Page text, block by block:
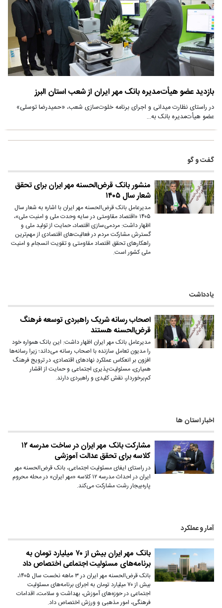
بازدید عضو هیأت‌مدیره بانک مهر ایران از شعب استان البرز
در راستای نظارت میدانی و اجرای برنامه خلوت‌سازی شعب، «حمیدرضا توسلی»
عضو هیأت‌مدیره بانک به…
گفت و گو
منشور بانک قرض‌الحسنه مهر ایران برای تحقق
شعار سال ۱۴۰۵
مدیرعامل بانک قرض‌الحسنه مهر ایران با اشاره به شعار سال
۱۴۰۵ «اقتصاد مقاومتی در سایه وحدت ملی و امنیت ملی»،
اظهار داشت: مردمی‌سازی اقتصاد، حمایت از تولید ملی و
گسترش مشارکت مردم در فعالیت‌های اقتصادی از مهم‌ترین
راهکارهای تحقق اقتصاد مقاومتی و تقویت انسجام و امنیت
ملی کشور است.
یادداشت
اصحاب رسانه شریک راهبردی توسعه فرهنگ
قرض‌الحسنه هستند
مدیرعامل بانک مهر ایران اظهار داشت: این بانک همواره خود
را مدیون تعامل سازنده با اصحاب رسانه می‌داند؛ زیرا رسانه‌ها
افزون بر انعکاس عملکردِ نهادهای اقتصادی، در ترویج فرهنگ
همیاری، مسئولیت‌پذیری اجتماعی و حمایت از اقشار
کم‌برخوردار، نقش کلیدی و راهبردی دارند.
اخبار استان ها
مشارکت بانک مهر ایران در ساخت مدرسه ۱۲
کلاسه برای تحقق عدالت آموزشی
در راستای ایفای مسئولیت اجتماعی، بانک قرض‌الحسنه مهر
ایران در احداث مدرسه ۱۲ کلاسه‌ «مهر ایران» در محله محروم
پاره‌بیجار رشت مشارکت می‌کند.
آمار و عملکرد
بانک مهر ایران بیش از ۷۰ میلیارد تومان به
برنامه‌های مسئولیت اجتماعی اختصاص داد
بانک قرض‌الحسنه مهر ایران در ۳‌ ماهه نخست سال ۱۴۰۵،
بیش از ۷۰ میلیارد تومان به اجرای برنامه‌های مسئولیت
اجتماعی در حوزه‌های آموزش، بهداشت و سلامت، اقدامات
فرهنگی، امور مذهبی و ورزش اختصاص داد.